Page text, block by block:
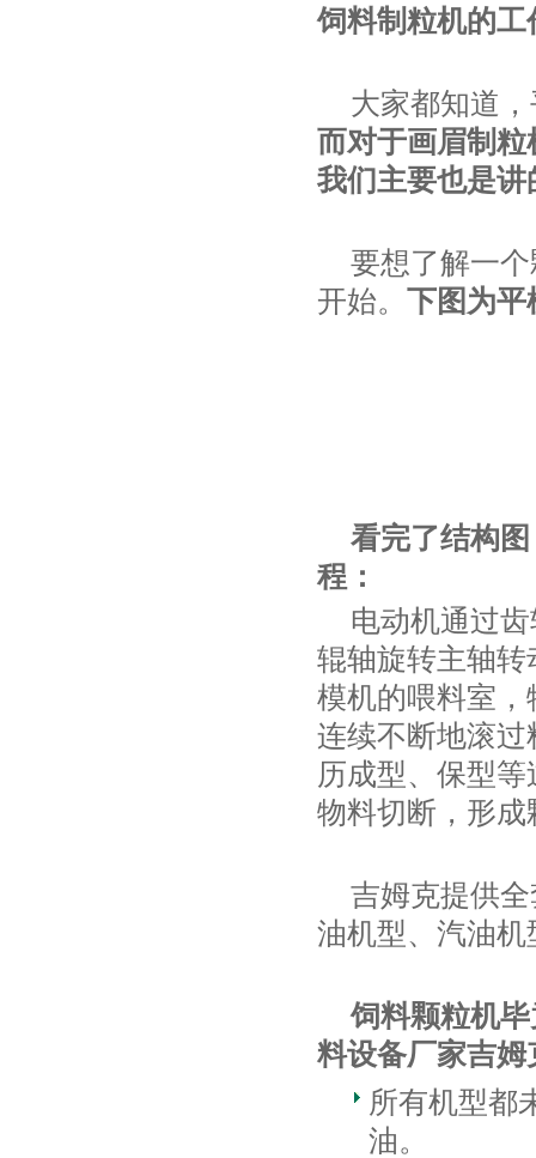
饲料制粒机的工
大家都知道
而对于画眉制
我们主要也是
要想了解一
开始。 下图为平
看完了结构
程：
电动机通过
辊轴旋转主轴
模机的喂料室
连续不断地滚
历成型、保型
物料切断，形
吉姆克提供
油机型、汽油
饲料颗粒机
料设备厂家吉
所有机型都
油。